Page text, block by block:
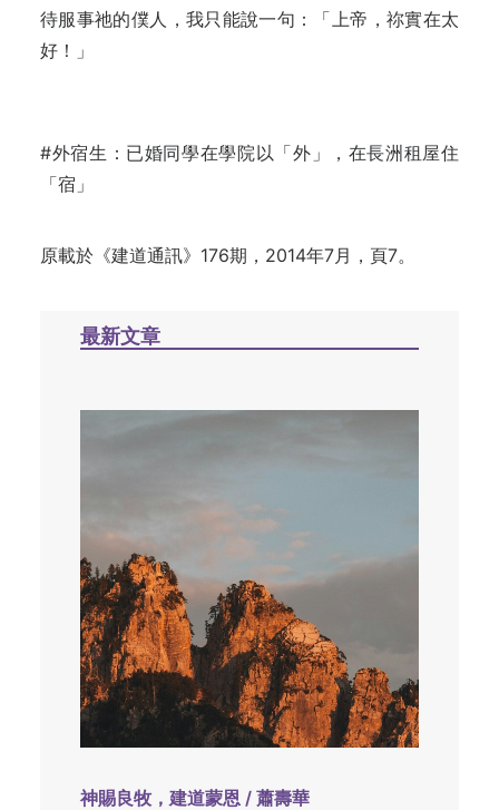
待服事祂的僕人，我只能說一句：「上帝，祢實在太
好！」
#外宿生：已婚同學在學院以「外」，在長洲租屋住
「宿」
原載於 《建道通訊》176期，2014年7月，頁7。
最新文章
神賜良牧，建道蒙恩 / 蕭壽華